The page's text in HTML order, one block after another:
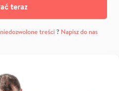
teraz
niedozwolone treści? Napisz do nas